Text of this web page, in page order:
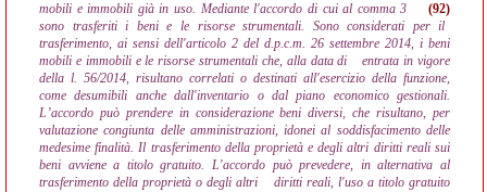
mobili e immobili già in uso. Mediante l'accordo di cui al comma 3
(92)
sono trasferiti i beni e le risorse strumentali. Sono considerati per il
trasferimento, ai sensi dell'articolo 2 del d.p.c.m. 26 settembre 2014, i beni
mobili e immobili e le risorse strumentali che, alla data di
entrata in vigore
della l. 56/2014, risultano correlati o destinati all'esercizio della funzione,
come desumibili anche dall'inventario o dal piano economico gestionali.
L’accordo può prendere in considerazione beni diversi, che risultano, per
valutazione congiunta delle amministrazioni, idonei al soddisfacimento delle
medesime finalità. Il trasferimento della proprietà e degli altri diritti reali sui
beni avviene a titolo gratuito. L'accordo può prevedere, in alternativa al
trasferimento della proprietà o degli altri
diritti reali, l'uso a titolo gratuito